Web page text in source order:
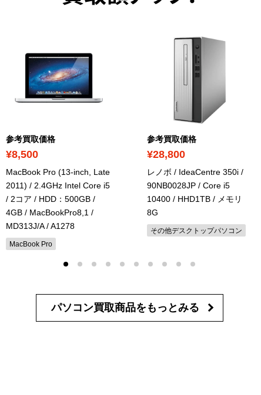
参考買取価格
¥8,500
MacBook Pro (13-inch, Late
2011) / 2.4GHz Intel Core i5
/ 2コア / HDD：500GB /
4GB / MacBookPro8,1 /
MD313J/A / A1278
MacBook Pro
参考買取価格
¥28,800
レノボ / IdeaCentre 350i /
90NB0028JP / Core i5
10400 / HHD1TB / メモリ
8G
その他デスクトップパソコン
パソコン買取商品を もっとみる